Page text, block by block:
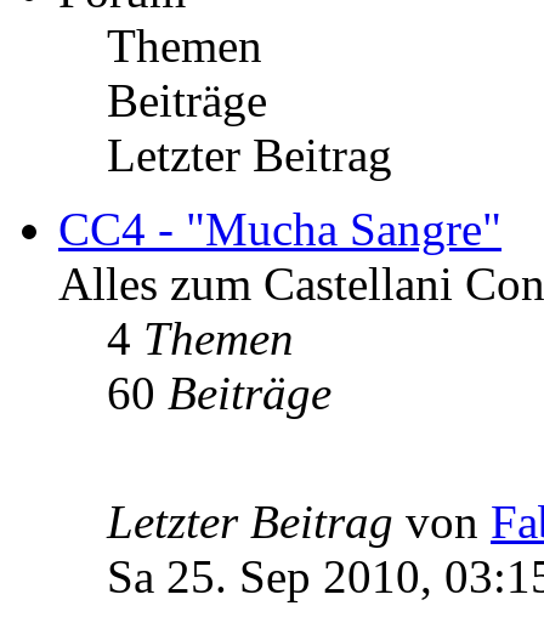
Themen
Beiträge
Letzter Beitrag
CC4 - "Mucha Sangre"
Alles zum Castellani
4 Themen
60 Beiträge
Letzter Beitrag von
Sa 25. Sep 2010,